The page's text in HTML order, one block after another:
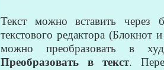
Текст можно вставить через
текстового редактора (Блокнот
можно преобразовать в
Преобразовать в текст.